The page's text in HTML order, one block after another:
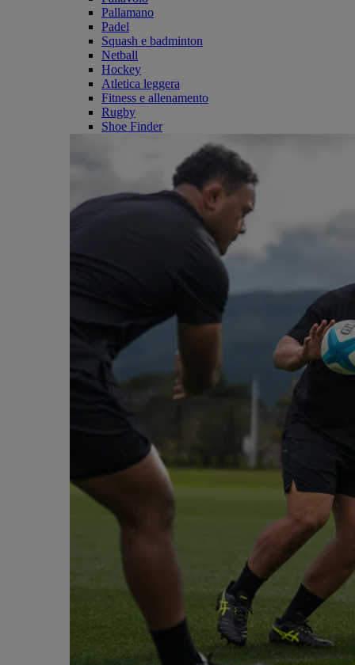
Pallamano
Padel
Squash e badminton
Netball
Hockey
Atletica leggera
Fitness e allenamento
Rugby
Shoe Finder